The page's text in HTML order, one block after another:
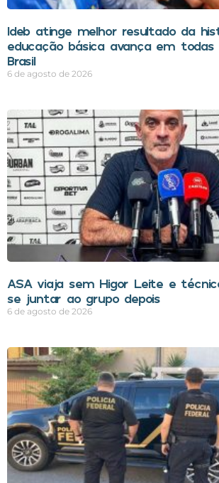
Ideb atinge melhor resultado da
educação básica avança em
Brasil
6 de agosto de 2026
ASA viaja sem Higor Leite e
se juntar ao grupo depois
6 de agosto de 2026